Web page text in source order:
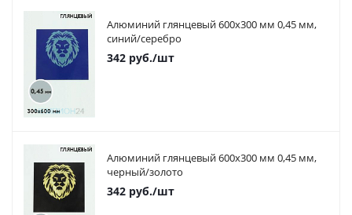
Алюминий глянцевый 600х300 мм 0,45 мм,
синий/серебро
342 руб./шт
Алюминий глянцевый 600х300 мм 0,45 мм,
черный/золото
342 руб./шт